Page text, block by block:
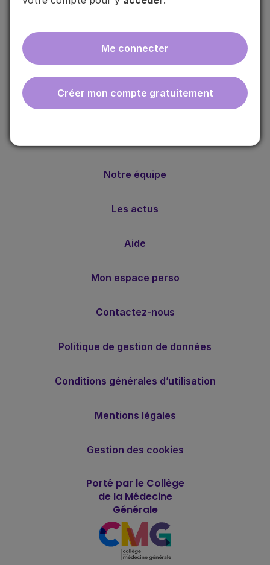
Me connecter
Créer mon compte gratuitement
ebmfrance est une base de connaissances médicales
gratuite adaptée à la pratique de la médecine générale.
Notre équipe
Les actus
Aide
Mon espace perso
Contactez-nous
Politique de gestion de données
Conditions générales d’utilisation
Mentions légales
Gestion des cookies
Porté par le Collège
de la Médecine
Générale